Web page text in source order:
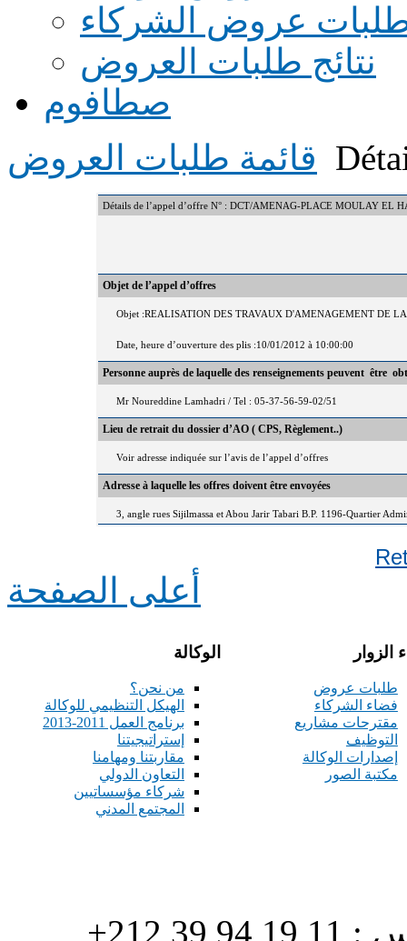
طلبات عروض الشركاء
نتائج طلبات العروض
صطافوم
قائمة طلبات العروض
Détails de l’appel d’offre N° : DCT/AMENAG-PLACE MOULAY EL
Objet de l’appel d’offres
Objet :REALISATION DES TRAVAUX D'AMENAGEMENT DE
Date, heure d’ouverture des plis :10/01/2012 à 10:00:00
Personne auprès de laquelle des renseignements peuvent être
Mr Noureddine Lamhadri / Tel : 05-37-56-59-02/51
Lieu de retrait du dossier d’AO ( CPS, Règlement..)
Voir adresse indiquée sur l’avis de l’appel d’offres
Adresse à laquelle les offres doivent être envoyées
3, angle rues Sijilmassa et Abou Jarir Tabari B.P. 1196-Quartier
أعلى الصفحة
الوكالة
من نحن؟
الهيكل التنظيمي للوكالة
برنامج العمل 2011-2013
إستراتيجيتنا
مقاربتنا ومهامنا
التعاون الدولي
شركاء مؤسساتيين
المجتمع المدني
الزوار
طلبات عروض
فضاء الشركاء
مقترحات مشاريع
التوظيف
إصدارات الوكالة
مكتبة الصور
هاتف : 90/88 32 94 39 212+ فاكس : 11 19 94 39 212+